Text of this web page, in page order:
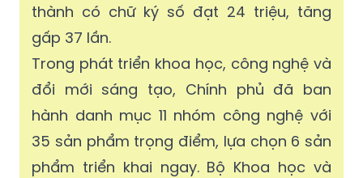
thành có chữ ký số đạt 24 triệu, tăng
gấp 37 lần.
Trong phát triển khoa học, công nghệ và
đổi mới sáng tạo, Chính phủ đã ban
hành danh mục 11 nhóm công nghệ với
35 sản phẩm trọng điểm, lựa chọn 6 sản
phẩm triển khai ngay. Bộ Khoa học và